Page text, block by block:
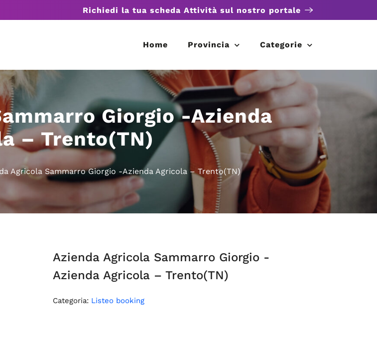
Richiedi la tua scheda Attività sul nostro portale
Home Provincia Categorie
Giorgio -Azienda
– Trento(TN)
Agricola Sammarro Giorgio -Azienda Agricola – Trento(TN)
Azienda Agricola Sammarro Giorgio -
Azienda Agricola – Trento(TN)
Categoria: Listeo booking